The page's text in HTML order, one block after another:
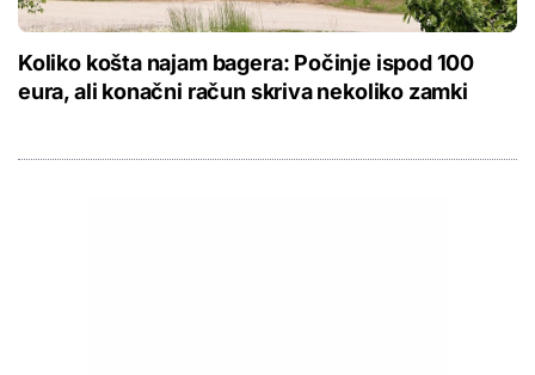
Koliko košta najam bagera: Počinje ispod 100
eura, ali konačni račun skriva nekoliko zamki